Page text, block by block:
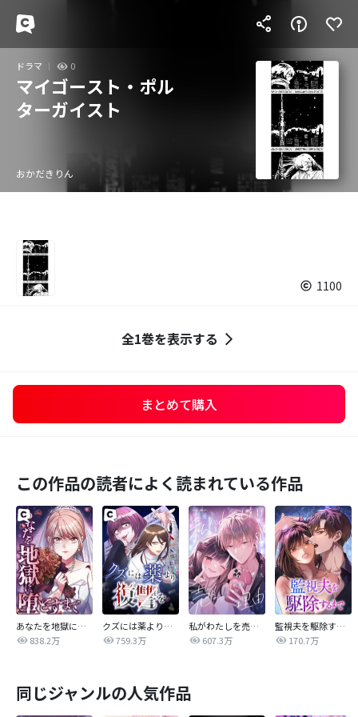
ドラマ 0
マイゴースト・ポル
ターガイスト
おかだきりん
1100
全1巻を表示する
まとめて購入
この作品の読者によく読まれている作品
あなたを地獄に堕とすまで
838.2万
クズには薬より復讐を
759.3万
私がわたしを売る理由
607.3万
監視夫を駆除するまで
170.7万
同じジャンルの人気作品